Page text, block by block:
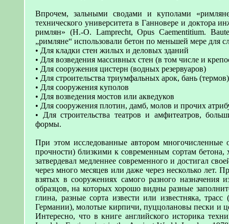
Впрочем, зальными сводами и куполами
технического университета в Ганновере и доктора
римлян» (H.-O. Lamprecht, Opus Caementitium.
„римляне“ использовали бетон по меньшей мере для
• Для кладки стен жилых и деловых зданий
• Для возведения массивных стен (в том числе и
• Для сооружения цистерн (водных резервуаров)
• Для строительства триумфальных арок, бань
• Для сооружения куполов
• Для возведения мостов или акведуков
• Для сооружения плотин, дамб, молов и прочих
• Для строительства театров и амфитеатров,
формы.
При этом исследованные автором многочисленные
прочности) близкими к современным сортам
затвердевал медленнее современного и достигал
через много месяцев или даже через несколько лет.
взятых в сооружениях самого разного назначения
образцов, на которых хорошо видны разные
глина, разные сорта извести или известняка,
Германии), молотые кирпичи, пуццолановы пески и
Интересно, что в книге английского историка